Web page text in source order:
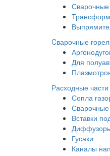
Сварочные
Cварочные
Для
Расходные
Сопла
Сварочные
Вставки
Гусаки
Каналы